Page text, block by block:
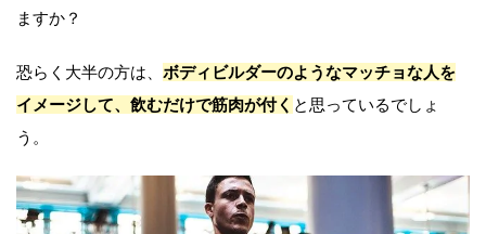
ますか？
恐らく大半の方は、 ボディビルダーのようなマッチョな人を
イメージして、飲むだけで筋肉が付く と思っているでしょ
う。